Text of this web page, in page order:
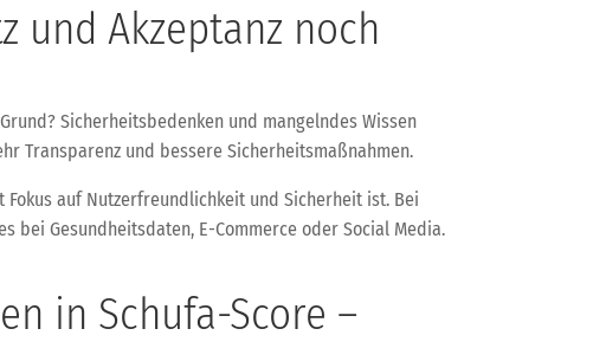
und Akzeptanz noch
Sicherheitsbedenken und mangelndes Wissen
Transparenz und bessere Sicherheitsmaßnahmen.
auf Nutzerfreundlichkeit und Sicherheit ist. Bei
bei Gesundheitsdaten, E-Commerce oder Social Media.
in Schufa-Score –